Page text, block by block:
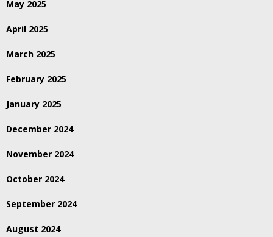
May 2025
April 2025
March 2025
February 2025
January 2025
December 2024
November 2024
October 2024
September 2024
August 2024